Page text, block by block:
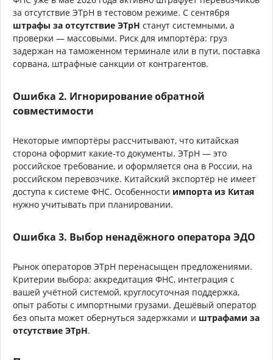
за отсутствие ЭТрН в тестовом режиме. С сентября
штрафы за отсутствие ЭТрН станут системными, а
проверки — массовыми. Риск для импортёра: груз
задержан на таможенном терминале или в пути, поставка
сорвана, штрафные санкции от контрагентов.
Ошибка 2. Игнорирование обратной
совместимости
Некоторые импортёры рассчитывают, что китайская
сторона оформит какие-то документы. ЭТрН — это
российское требование, и оформляется она в России, на
российском перевозчике. Китайский экспортёр не имеет
доступа к системе ФНС. Особенности импорта из Китая
нужно учитывать при планировании.
Ошибка 3. Выбор ненадёжного оператора ЭДО
Рынок операторов ЭТрН перенасыщен предложениями.
Критерии выбора: аккредитация ФНС, интеграция с
вашей учётной системой, круглосуточная поддержка,
опыт работы с импортными грузами. Дешёвый оператор
без опыта может обернуться задержками и штрафами за
отсутствие ЭТрН.